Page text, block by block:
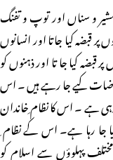
و سناں اور توپ و تفنگ
کیا جاتا اور انسانوں
قبضہ کیا جا تا اور ذہنوں کو
کیے جا رہے ہیں ۔ اس
ہے ۔ اس کا نظام ِخاندان
جا رہا ہے۔ اس کے نظام
پہلوؤں سے اسلام کو